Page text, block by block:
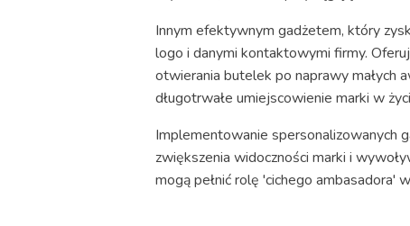
Innym efektywnym gadżetem, który
logo i danymi kontaktowymi firmy.
otwierania butelek po naprawy małych
długotrwałe umiejscowienie marki w
Implementowanie spersonalizowanych
zwiększenia widoczności marki i
mogą pełnić rolę 'cichego ambasadora'